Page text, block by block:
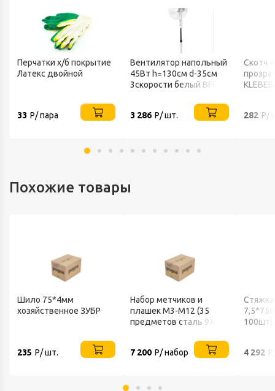
Перчатки х/б покрытие
Латекс двойной
33 Р/ пара
Вентилятор напольный
45Вт h=130см d-35см
3скорости белый BFF-
3 286 Р/ шт.
Скотч
282 Р/
Похожие товары
Шило 75*4мм
хозяйственное ЗУБР
235 Р/ шт.
Набор метчиков и
плашек М3-М12 (35
предметов сталь 9ХС)
7 200 Р/ набор
Стяжка
7,5*750
100шт)
4 292